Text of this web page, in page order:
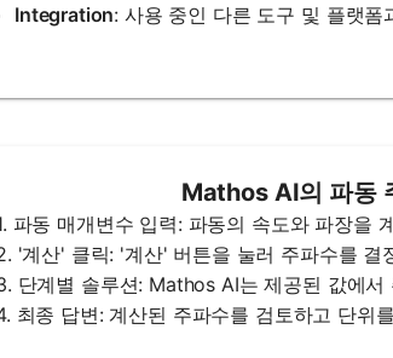
Integration: 사용 중인 다른 도구 및 플랫폼
Mathos AI의 파동
파동 매개변수 입력: 파동의 속도와 파장을
'계산' 클릭: '계산' 버튼을 눌러 주파수를 결
단계별 솔루션: Mathos AI는 제공된 값에
최종 답변: 계산된 주파수를 검토하고 단위